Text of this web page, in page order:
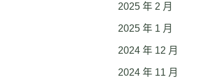
2025 年 2 月
2025 年 1 月
2024 年 12 月
2024 年 11 月